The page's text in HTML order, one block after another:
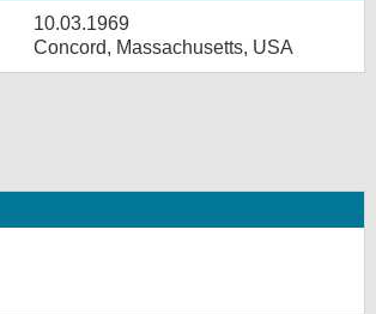
10.03.1969
Concord, Massachusetts, USA